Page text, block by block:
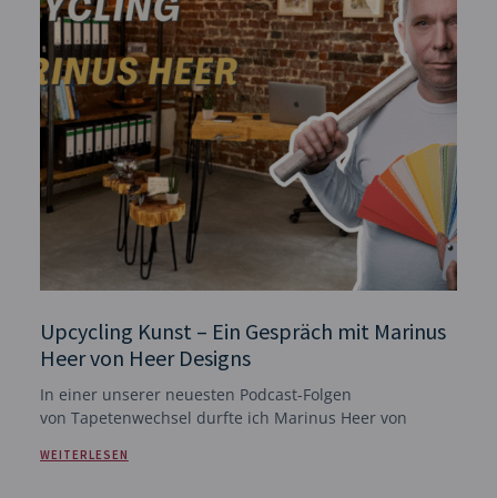
Upcycling Kunst – Ein Gespräch mit Marinus
Heer von Heer Designs
In einer unserer neuesten Podcast-Folgen
von Tapetenwechsel durfte ich Marinus Heer von
WEITERLESEN